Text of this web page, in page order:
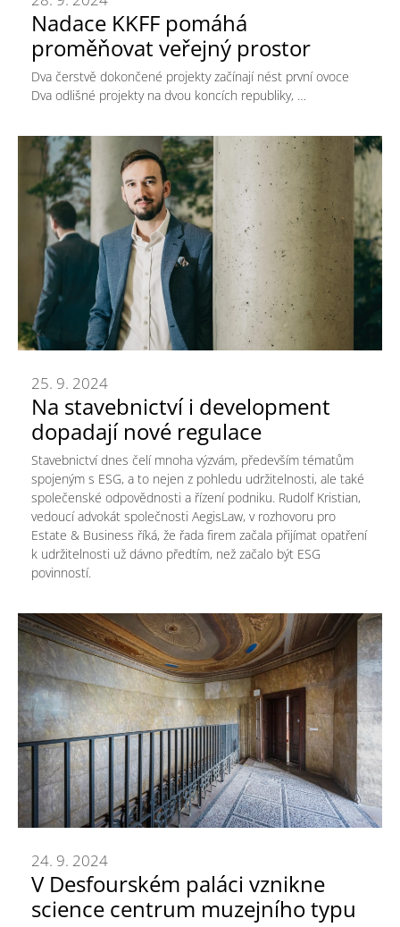
Nadace KKFF pomáhá
proměňovat veřejný prostor
Dva čerstvě dokončené projekty začínají nést první ovoce
Dva odlišné projekty na dvou koncích republiky, …
Na stavebnictví i development
dopadají nové regulace
25. 9. 2024
Stavebnictví dnes čelí mnoha výzvám, především tématům
spojeným s ESG, a to nejen z pohledu udržitelnosti, ale také
společenské odpovědnosti a řízení podniku. Rudolf Kristian,
vedoucí advokát společnosti AegisLaw, v rozhovoru pro
Estate & Business říká, že řada firem začala přijímat opatření
k udržitelnosti už dávno předtím, než začalo být ESG
povinností.
V Desfourském paláci vznikne
science centrum muzejního typu
24. 9. 2024